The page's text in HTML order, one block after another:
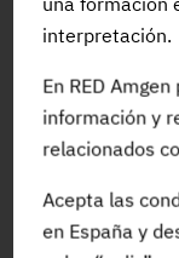
interpretación.
En RED
información y
relacionados
Acepta las
en España y